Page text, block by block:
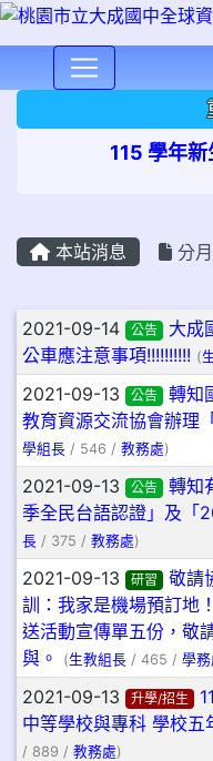
115 學年
本站消息 分
文章列表
2021-09-14 公告
大成
公車應注意事項!!!!!!!!!! (
2021-09-13 公告
轉知
教育資源交流協會辦理
學組長 / 546 / 教務處)
2021-09-13 公告
轉知
季全民台語認證」及「
長 / 375 / 教務處)
2021-09-13 研習
敬請
訓：我家是機場預訂地
送活動宣傳單五份，敬
與。
(生教組長 / 465 / 學務
2021-09-13 升學/招生
中等學校與專科 學校五
/ 889 / 教務處)